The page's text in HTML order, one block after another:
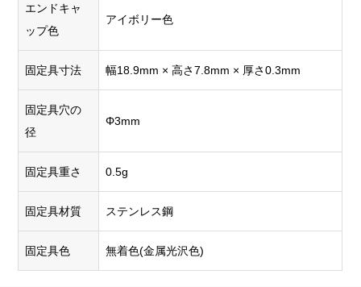
エンドキャ
ップ色
アイボリー色
固定具寸法 幅18.9mm × 高さ7.8mm × 厚さ0.3mm
固定具穴の
径
Φ3mm
固定具重さ 0.5g
固定具材質 ステンレス鋼
固定具色 無着色(金属光沢色)